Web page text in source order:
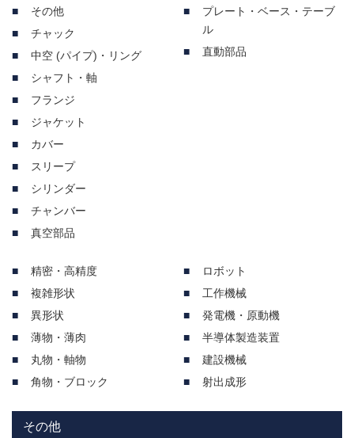
その他
チャック
中空 (パイプ)・リング
シャフト・軸
フランジ
ジャケット
カバー
スリープ
シリンダー
チャンバー
真空部品
プレート・ベース・テーブ
ル
直動部品
精密・高精度
複雑形状
異形状
薄物・薄肉
丸物・軸物
角物・ブロック
ロボット
工作機械
発電機・原動機
半導体製造装置
建設機械
射出成形
その他